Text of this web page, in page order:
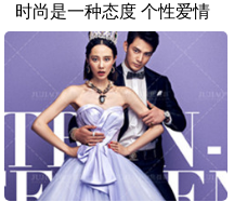
时尚是一种态度 个性爱情